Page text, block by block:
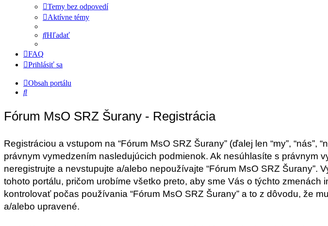
Temy bez odpovedí
Aktívne témy
Hľadať
FAQ
Prihlásiť sa
Obsah portálu
Hľadať
Fórum MsO SRZ Šurany - Registrácia
Registráciou a vstupom na “Fórum MsO SRZ Šurany” (ďalej len “my”, “nás”,
právnym vymedzením nasledujúcich podmienok. Ak nesúhlasíte s právnym
neregistrujte a nevstupujte a/alebo nepoužívajte “Fórum MsO SRZ
tohoto portálu, pričom urobíme všetko preto, aby sme Vás o týchto
kontrolovať počas používania “Fórum MsO SRZ Šurany” a to z dôvodu, že
a/alebo upravené.